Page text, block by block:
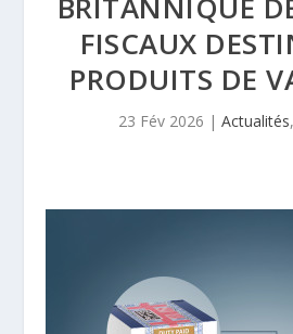
FISCAUX
PRODUITS DE
23 Fév 2026 | Actualités,